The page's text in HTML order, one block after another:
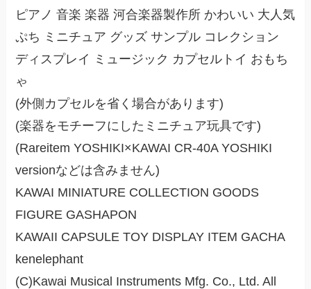
ピアノ 音楽 楽器 河合楽器製作所 かわいい 大人気
ぷち ミニチュア グッズ サンプル コレクション
ディスプレイ ミュージック カプセルトイ おもち
ゃ
(外側カプセルを省く場合があります)
(楽器をモチーフにしたミニチュア玩具です)
(Rareitem YOSHIKI×KAWAI CR-40A YOSHIKI
versionなどは含みません)
KAWAI MINIATURE COLLECTION GOODS
FIGURE GASHAPON
KAWAII CAPSULE TOY DISPLAY ITEM GACHA
kenelephant
(C)Kawai Musical Instruments Mfg. Co., Ltd. All